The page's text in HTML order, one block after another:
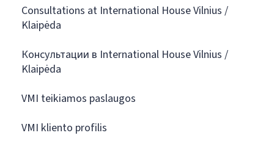
Consultations at International House Vilnius /
Klaipėda
Консультации в International House Vilnius /
Klaipėda
VMI teikiamos paslaugos
VMI kliento profilis